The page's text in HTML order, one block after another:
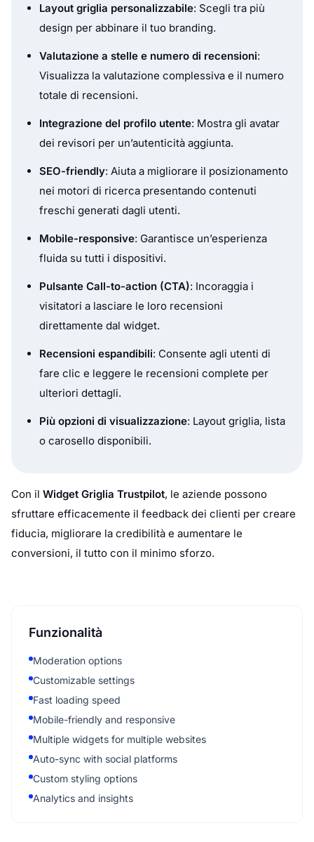
Layout griglia personalizzabile: Scegli tra più
design per abbinare il tuo branding.
Valutazione a stelle e numero di recensioni:
Visualizza la valutazione complessiva e il numero
totale di recensioni.
Integrazione del profilo utente: Mostra gli avatar
dei revisori per un’autenticità aggiunta.
SEO-friendly: Aiuta a migliorare il posizionamento
nei motori di ricerca presentando contenuti
freschi generati dagli utenti.
Mobile-responsive: Garantisce un’esperienza
fluida su tutti i dispositivi.
Pulsante Call-to-action (CTA): Incoraggia i
visitatori a lasciare le loro recensioni
direttamente dal widget.
Recensioni espandibili: Consente agli utenti di
fare clic e leggere le recensioni complete per
ulteriori dettagli.
Più opzioni di visualizzazione: Layout griglia, lista
o carosello disponibili.
Con il Widget Griglia Trustpilot, le aziende possono
sfruttare efficacemente il feedback dei clienti per creare
fiducia, migliorare la credibilità e aumentare le
conversioni, il tutto con il minimo sforzo.
Funzionalità
Moderation options
Customizable settings
Fast loading speed
Mobile-friendly and responsive
Multiple widgets for multiple websites
Auto-sync with social platforms
Custom styling options
Analytics and insights